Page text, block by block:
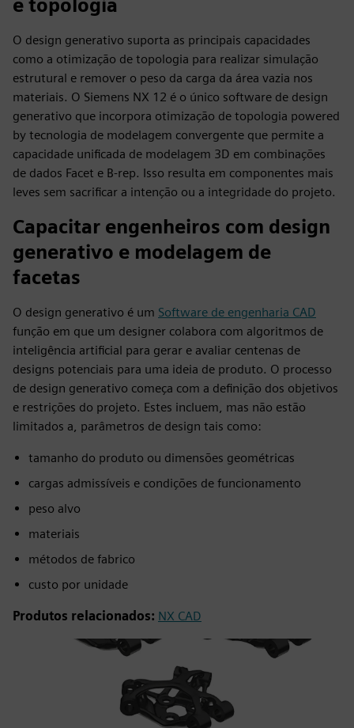
e topologia
O design generativo suporta as principais capacidades
como a otimização de topologia para realizar simulação
estrutural e remover o peso da carga da área vazia nos
materiais. O Siemens NX 12 é o único software de design
generativo que incorpora otimização de topologia powered
by tecnologia de modelagem convergente que permite a
capacidade unificada de modelagem 3D em combinações
de dados Facet e B-rep. Isso resulta em componentes mais
leves sem sacrificar a intenção ou a integridade do projeto.
Capacitar engenheiros com design
generativo e modelagem de
facetas
O design generativo é um Software de engenharia CAD
função em que um designer colabora com algoritmos de
inteligência artificial para gerar e avaliar centenas de
designs potenciais para uma ideia de produto. O processo
de design generativo começa com a definição dos objetivos
e restrições do projeto. Estes incluem, mas não estão
limitados a, parâmetros de design tais como:
tamanho do produto ou dimensões geométricas
cargas admissíveis e condições de funcionamento
peso alvo
materiais
métodos de fabrico
custo por unidade
Produtos relacionados: NX CAD